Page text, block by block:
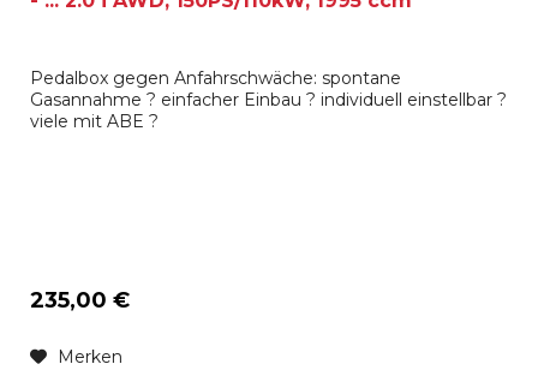
Pedalbox gegen Anfahrschwäche: spontane
Gasannahme ? einfacher Einbau ? individuell einstellbar ?
viele mit ABE ?
235,00 €
Merken